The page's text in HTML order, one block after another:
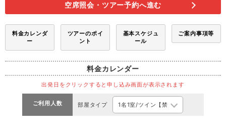
空席照会・ツアー予約へ進む
料金カレンダ
ー
ツアーのポイ
ント
基本スケジュ
ール
ご案内事項等
料金カレンダー
出発日をクリックすると申し込み画面が表示されます
ご利用人数 部屋タイプ